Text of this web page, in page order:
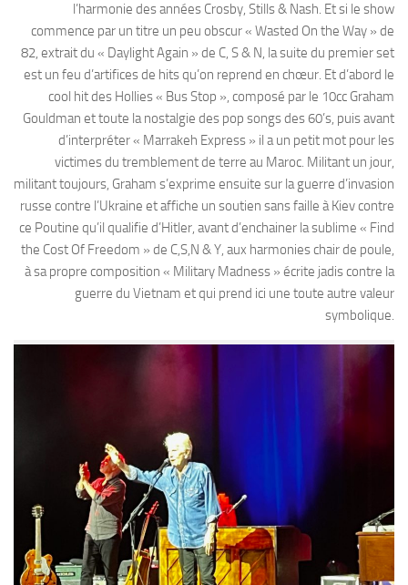
l’harmonie des années Crosby, Stills & Nash. Et si le show
commence par un titre un peu obscur « Wasted On the Way » de
82, extrait du « Daylight Again » de C, S & N, la suite du premier set
est un feu d’artifices de hits qu’on reprend en chœur. Et d’abord le
cool hit des Hollies « Bus Stop », composé par le 10cc Graham
Gouldman et toute la nostalgie des pop songs des 60’s, puis avant
d’interpréter « Marrakeh Express » il a un petit mot pour les
victimes du tremblement de terre au Maroc. Militant un jour,
militant toujours, Graham s’exprime ensuite sur la guerre d’invasion
russe contre l’Ukraine et affiche un soutien sans faille à Kiev contre
ce Poutine qu’il qualifie d’Hitler, avant d’enchainer la sublime « Find
the Cost Of Freedom » de C,S,N & Y, aux harmonies chair de poule,
à sa propre composition « Military Madness » écrite jadis contre la
guerre du Vietnam et qui prend ici une toute autre valeur
symbolique.